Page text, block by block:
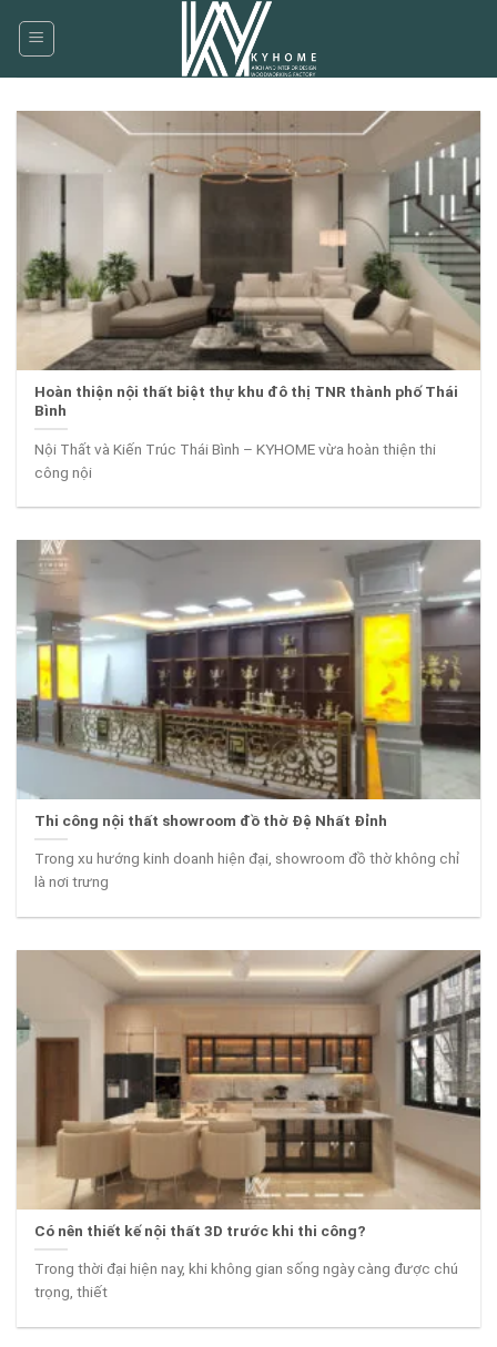
Hoàn thiện nội thất biệt thự khu đô thị TNR thành phố Thái
Bình
Nội Thất và Kiến Trúc Thái Bình – KYHOME vừa hoàn thiện thi
công nội
Thi công nội thất showroom đồ thờ Đệ Nhất Đỉnh
Trong xu hướng kinh doanh hiện đại, showroom đồ thờ không chỉ
là nơi trưng
Có nên thiết kế nội thất 3D trước khi thi công?
Trong thời đại hiện nay, khi không gian sống ngày càng được chú
trọng, thiết